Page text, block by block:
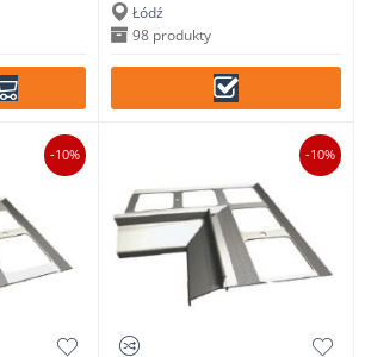
Łódź
98 produkty
-10% -10%